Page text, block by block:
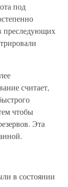
под
преследующих
считает,
чтобы
Эта
в состоянии